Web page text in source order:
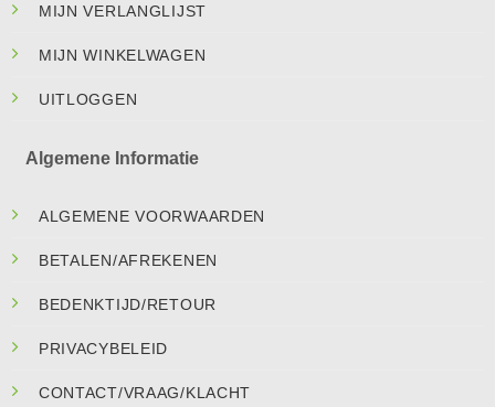
MIJN VERLANGLIJST
MIJN WINKELWAGEN
UITLOGGEN
Algemene Informatie
ALGEMENE VOORWAARDEN
BETALEN/AFREKENEN
BEDENKTIJD/RETOUR
PRIVACYBELEID
CONTACT/VRAAG/KLACHT